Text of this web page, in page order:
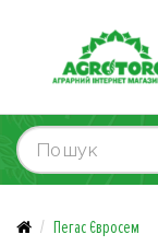
Пегас Євросем